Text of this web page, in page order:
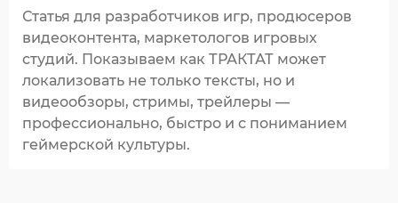
Статья для разработчиков игр, продюсеров
видеоконтента, маркетологов игровых
студий. Показываем как ТРАКТАТ может
локализовать не только тексты, но и
видеообзоры, стримы, трейлеры —
профессионально, быстро и с пониманием
геймерской культуры.